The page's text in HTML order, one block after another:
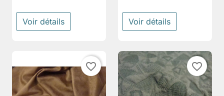
Voir détails Voir détails
favorite_border favorite_border